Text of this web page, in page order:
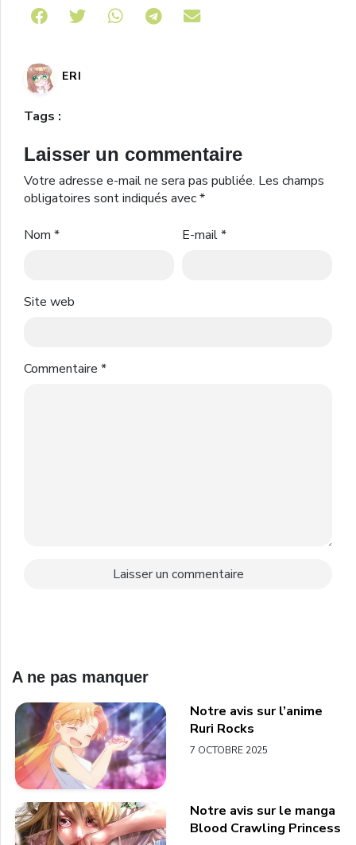
Share on Telegram
ERI
Tags :
Laisser un commentaire
Votre adresse e-mail ne sera pas publiée. Les champs
obligatoires sont indiqués avec*
Nom * E-mail*
Site web
Commentaire *
A ne pas manquer
Notre avis sur l’anime
Ruri Rocks
7 OCTOBRE 2025
Notre avis sur le manga
Blood Crawling Princess